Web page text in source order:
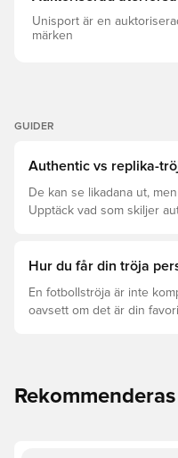
Unisport är en
märken
GUIDER
Authentic vs replika-
De kan se likadana ut,
Upptäck vad som skiljer
Hur du får din tröja
En fotbollströja är inte
oavsett om det är din